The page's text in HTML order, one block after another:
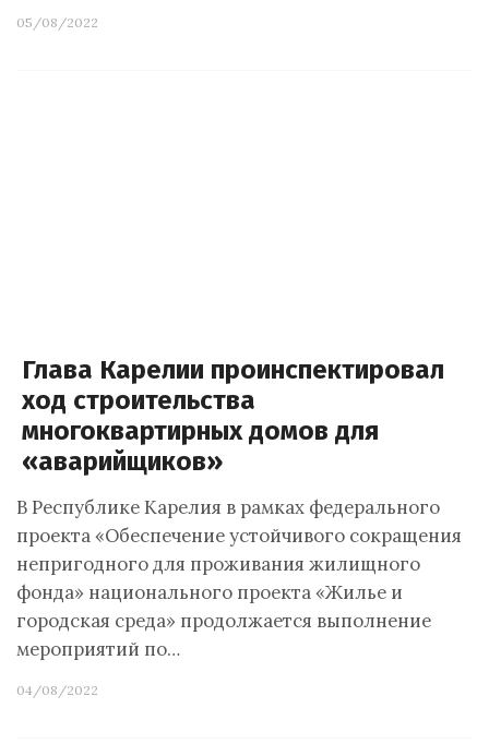
05/08/2022
Глава Карелии проинспектировал
ход строительства
многоквартирных домов для
«аварийщиков»
В Республике Карелия в рамках федерального
проекта «Обеспечение устойчивого сокращения
непригодного для проживания жилищного
фонда» национального проекта «Жилье и
городская среда» продолжается выполнение
мероприятий по…
04/08/2022